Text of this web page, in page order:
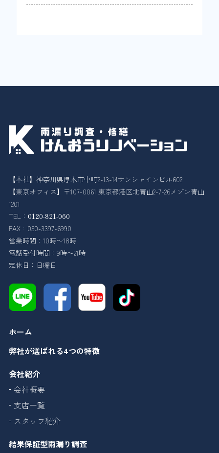
【本社】神奈川県厚木市中町2-13-14サンシャインビル602
【東京オフィス】〒107-0061 東京都港区北青山2-7-26メゾン青山
1201
TEL： 0120-821-060
FAX：050-3397-6990
営業時間：10時〜18時
電話受付時間：9時〜21時
定休日：日曜日
ホーム
弊社が選ばれる4つの特徴
会社紹介
会社概要
支店一覧
スタッフ紹介
結果保証型雨漏り調査